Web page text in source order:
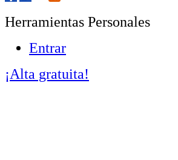
Herramientas Personales
Entrar
¡Alta gratuita!